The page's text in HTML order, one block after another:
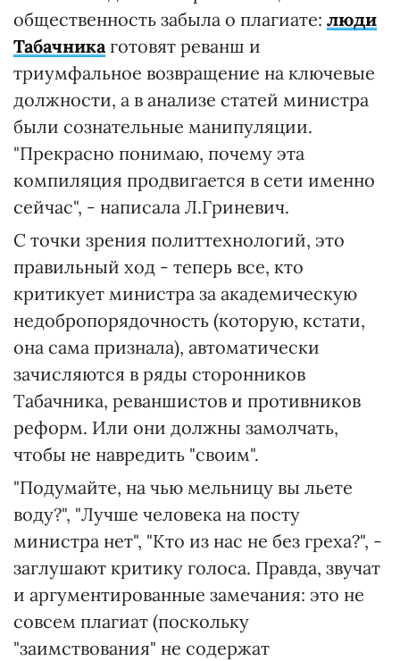
общественность забыла о плагиате: люди
Табачникаготовят реванш и
триумфальное возвращение на ключевые
должности, а в анализе статей министра
были сознательные манипуляции.
"Прекрасно понимаю, почему эта
компиляция продвигается в сети именно
сейчас", - написала Л.Гриневич.
С точки зрения политтехнологий, это
правильный ход - теперь все, кто
критикует министра за академическую
недобропорядочность (которую, кстати,
она сама признала), автоматически
зачисляются в ряды сторонников
Табачника, реваншистов и противников
реформ. Или они должны замолчать,
чтобы не навредить "своим".
"Подумайте, на чью мельницу вы льете
воду?", "Лучше человека на посту
министра нет", "Кто из нас не без греха?", -
заглушают критику голоса. Правда, звучат
и аргументированные замечания: это не
совсем плагиат (поскольку
"заимствования" не содержат